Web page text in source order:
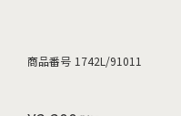
商品番号 1742L/91011